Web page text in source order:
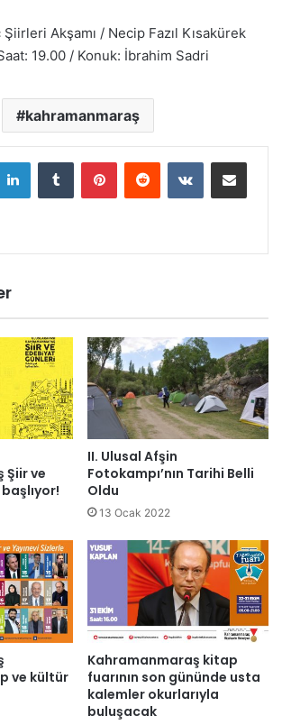
Akşamı / Necip Fazıl Kısakürek
19.00 / Konuk: İbrahim Sadri
kahramanmaraş
LinkedInTumblr PinterestReddit VKontakteE-Posta ile paylaş
Şiir ve
II. Ulusal Afşin
Fotokampı’nın Tarihi Belli
Oldu
13 Ocak 2022
ve kültür
Kahramanmaraş kitap
fuarının son gününde usta
kalemler okurlarıyla
buluşacak